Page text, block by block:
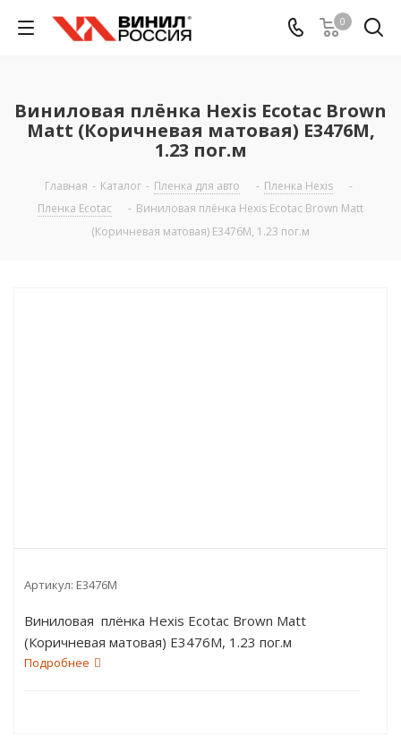
0
Виниловая плёнка Hexis Ecotac Brown
Matt (Коричневая матовая) E3476M,
1.23 пог.м
Главная - Каталог - Пленка для авто - Пленка Hexis
-
Пленка Ecotac
- Виниловая плёнка Hexis Ecotac Brown Matt
(Коричневая матовая) E3476M, 1.23 пог.м
Артикул: E3476M
Виниловая плёнка Hexis Ecotac Brown Matt
(Коричневая матовая) E3476M, 1.23 пог.м
Подробнее